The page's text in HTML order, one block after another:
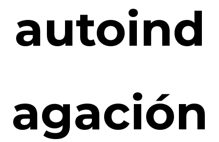
autoind
agación